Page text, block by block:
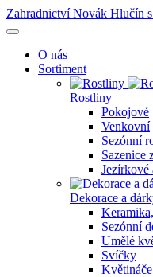
Zahradnictví Novák Hlučín
O nás
Sortiment
Rostliny
Pokojové
Venkovní
Sezónní
Sazenice
Jezírkové
Dekorace a
Sezónní
Umělé
Svíčky
Květináče